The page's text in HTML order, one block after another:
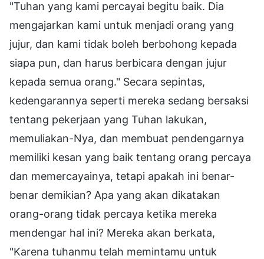
"Tuhan yang kami percayai begitu baik. Dia
mengajarkan kami untuk menjadi orang yang
jujur, dan kami tidak boleh berbohong kepada
siapa pun, dan harus berbicara dengan jujur
kepada semua orang." Secara sepintas,
kedengarannya seperti mereka sedang bersaksi
tentang pekerjaan yang Tuhan lakukan,
memuliakan-Nya, dan membuat pendengarnya
memiliki kesan yang baik tentang orang percaya
dan memercayainya, tetapi apakah ini benar-
benar demikian? Apa yang akan dikatakan
orang-orang tidak percaya ketika mereka
mendengar hal ini? Mereka akan berkata,
"Karena tuhanmu telah memintamu untuk